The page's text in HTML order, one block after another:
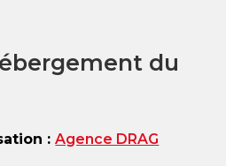
du
:Agence DRAG